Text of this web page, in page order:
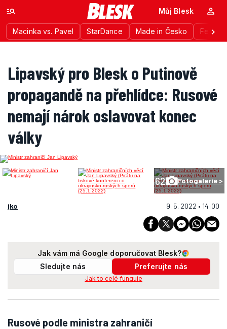
Macinka vs. Pavel StarDance Made in Česko
Můj Blesk
Lipavský pro Blesk o Putinově
propagandě na přehlídce: Rusové
nemají nárok oslavovat konec
války
62 Fotogalerie >
jko 9. 5. 2022 • 14:00
Jak vám má Google doporučovat Blesk?
Sledujte nás
Preferujte nás
Jak to celé funguje
Rusové podle ministra zahraničí